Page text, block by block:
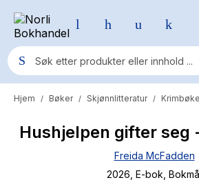
Populære søk
Pokemon
Fury Bound - Sable Sorensen
Hjem / Bøker / Skjønnlitteratur /
Hushjelpen gifter seg
Freida McFadden
2026 , E-bok ,